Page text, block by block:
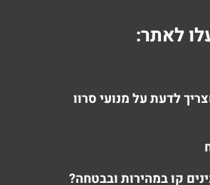
לאתר:
לדעת על מנועי סרוו
קו במהירות ובבטחה?